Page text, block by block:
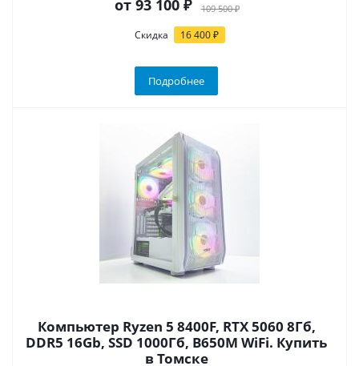
от 93 100 ₽ 109 500 ₽
Скидка 16 400 ₽
Подробнее
Компьютер Ryzen 5 8400F, RTX 5060 8Гб,
DDR5 16Gb, SSD 1000Гб, B650M WiFi. Купить
в Томске